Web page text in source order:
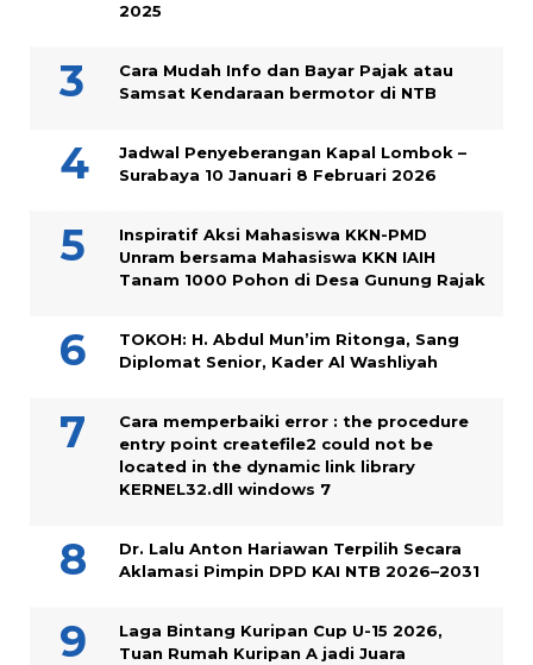
2025
Cara Mudah Info dan Bayar Pajak atau
Samsat Kendaraan bermotor di NTB
Jadwal Penyeberangan Kapal Lombok –
Surabaya 10 Januari 8 Februari 2026
Inspiratif Aksi Mahasiswa KKN-PMD
Unram bersama Mahasiswa KKN IAIH
Tanam 1000 Pohon di Desa Gunung Rajak
TOKOH: H. Abdul Mun’im Ritonga, Sang
Diplomat Senior, Kader Al Washliyah
Cara memperbaiki error : the procedure
entry point createfile2 could not be
located in the dynamic link library
KERNEL32.dll windows 7
Dr. Lalu Anton Hariawan Terpilih Secara
Aklamasi Pimpin DPD KAI NTB 2026–2031
Laga Bintang Kuripan Cup U-15 2026,
Tuan Rumah Kuripan A jadi Juara